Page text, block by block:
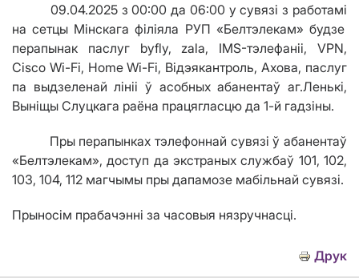
09.04.2025 з 00:00 да 06:00 у сувязі з работамi
на сетцы Мінскага фiлiяла РУП «Белтэлекам» будзе
перапынак паслуг byfly, zala, IMS-тэлефаніі, VPN,
Cisco Wi-Fi, Home Wi-Fi, Відэякантроль, Ахова, паслуг
па выдзеленай лініі ў асобных абанентаў аг.Ленькi,
Вынiщы Слуцкага раёна працягласцю да 1-й гадзiны.
Пры перапынках тэлефоннай сувязі ў абанентаў
«Белтэлекам», доступ да экстраных службаў 101, 102,
103, 104, 112 магчымы пры дапамозе мабільнай сувязі.
Прыносім прабачэнні за часовыя нязручнасці.
Друк